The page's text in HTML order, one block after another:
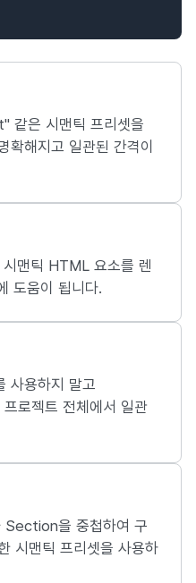
은 시맨틱 프리셋을
확해지고 일관된 간격이
맨틱 HTML 요소를 렌
도움이 됩니다.
사용하지 말고
로젝트 전체에서 일관
Section을 중첩하여 구
시맨틱 프리셋을 사용하